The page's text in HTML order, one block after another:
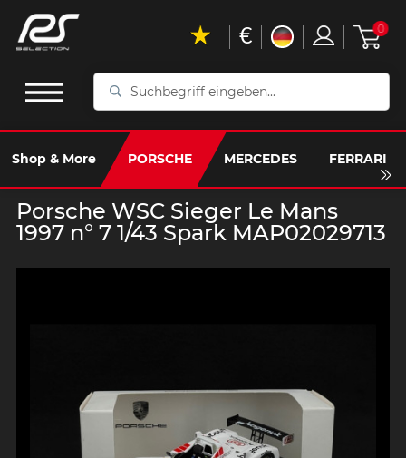
Suchbegriff
Shop & More PORSCHE MERCEDES FERRARI
€ 0
Porsche WSC Sieger Le Mans
1997 n° 7 1/43 Spark MAP02029713